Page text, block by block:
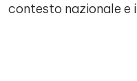
contesto nazionale e